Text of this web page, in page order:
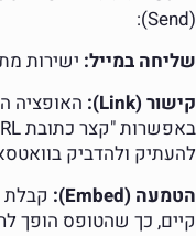
(Send):
שליחה במייל: ישירות
קישור (Link):
האופציה
להעתיק ולהדביק
הטמעה (Embed):
קיים, כך שהטופס הופך